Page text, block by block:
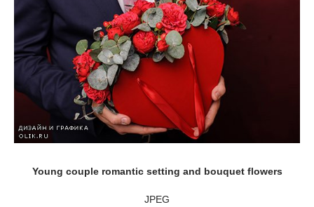
Young couple romantic setting and bouquet flowers
JPEG